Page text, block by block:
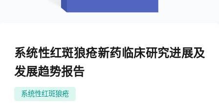
系统性红斑狼疮新药临床研究进展及
发展趋势报告
系统性红斑狼疮